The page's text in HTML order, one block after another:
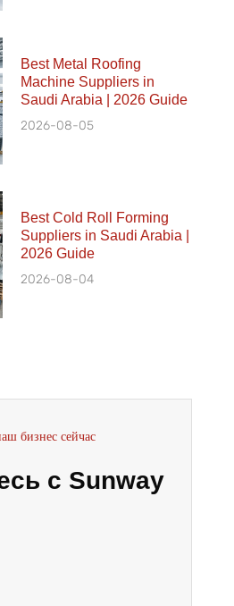
Best Metal Roofing
Machine Suppliers in
Saudi Arabia | 2026 Guide
2026-08-05
Best Cold Roll Forming
Suppliers in Saudi Arabia |
2026 Guide
2026-08-04
бизнес сейчас
с Sunway